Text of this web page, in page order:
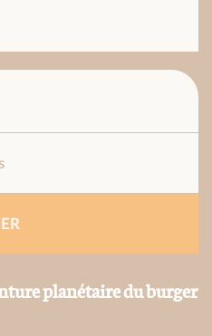
planétaire du burger